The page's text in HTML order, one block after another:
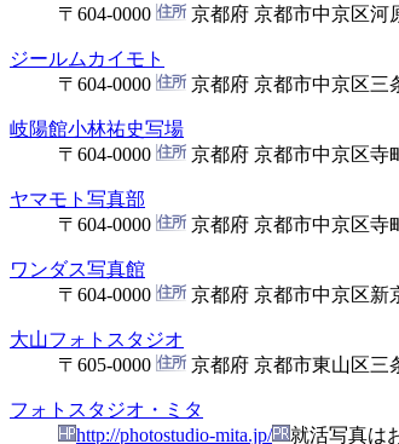
〒604-0000
京都府 京都市中京区河
ジールムカイモト
〒604-0000
京都府 京都市中京区三
岐陽館小林祐史写場
〒604-0000
京都府 京都市中京区寺
ヤマモト写真部
〒604-0000
京都府 京都市中京区寺
ワンダス写真館
〒604-0000
京都府 京都市中京区新
大山フォトスタジオ
〒605-0000
京都府 京都市東山区三
フォトスタジオ・ミタ
http://photostudio-mita.jp/
就活写真は